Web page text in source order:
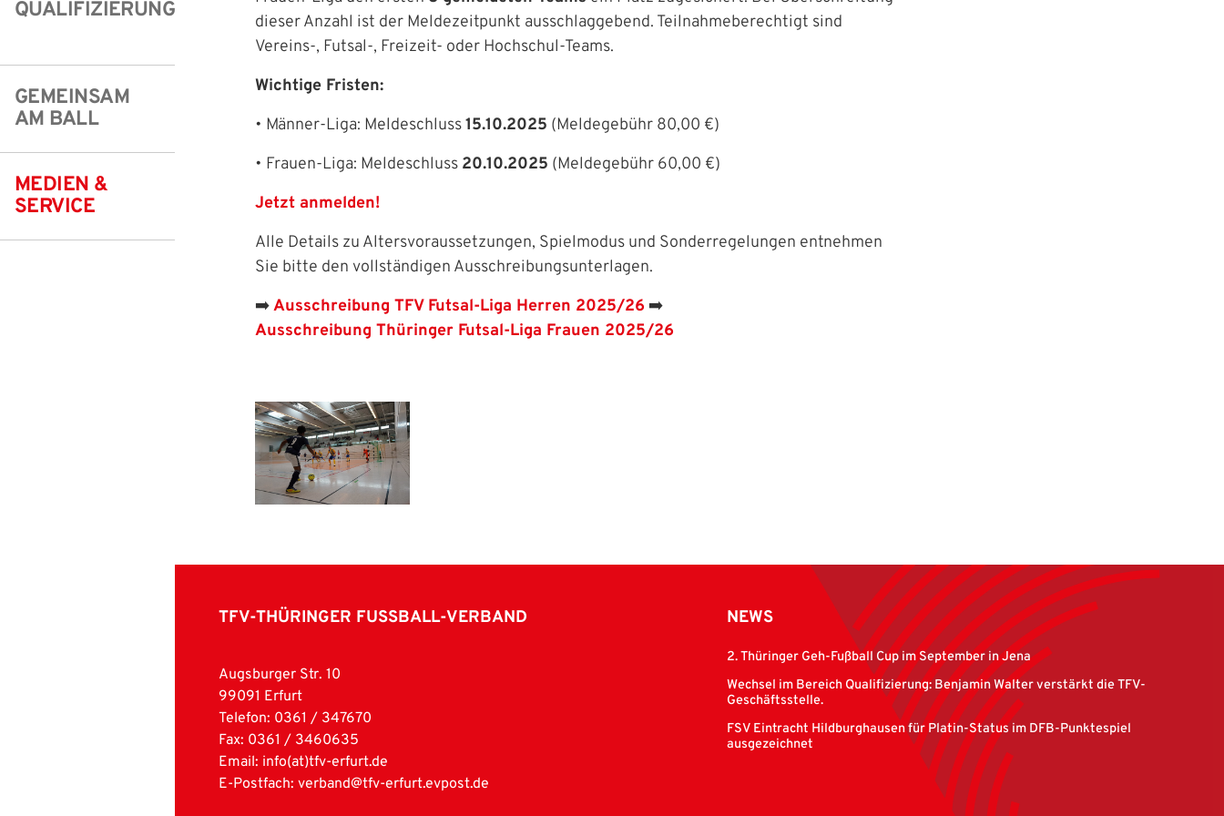
QUALIFIZIERUNG
GEMEINSAM
AM BALL
MEDIEN &
SERVICE
dieser Anzahl ist der Meldezeitpunkt ausschlaggebend. Teilnahmeberechtigt sind
Vereins-, Futsal-, Freizeit- oder Hochschul-Teams.
Wichtige Fristen:
• Männer-Liga: Meldeschluss15.10.2025 (Meldegebühr 80,00 €)
• Frauen-Liga: Meldeschluss 20.10.2025 (Meldegebühr 60,00 €)
Jetzt anmelden!
Alle Details zu Altersvoraussetzungen, Spielmodus und Sonderregelungen entnehmen
Sie bitte den vollständigen Ausschreibungsunterlagen.
➡️Ausschreibung TFV Futsal-Liga Herren 2025/26 ➡️
Ausschreibung Thüringer Futsal-Liga Frauen 2025/26
TFV-THÜRINGER FUSSBALL-VERBAND
Augsburger Str. 10
99091 Erfurt
Telefon: 0361 / 347670
Fax: 0361 / 3460635
Email: info(at)tfv-erfurt.de
E-Postfach: verband@tfv-erfurt.evpost.de
NEWS
2. Thüringer Geh-Fußball Cup im September in Jena
Wechsel im Bereich Qualifizierung: Benjamin Walter verstärkt die TFV-
Geschäftsstelle.
FSV Eintracht Hildburghausen für Platin-Status im DFB-Punktespiel
ausgezeichnet
WEBSITE DURCHSUCHEN
IHRE LESEZEICHEN
Aktuelle Seite als Lesezeichen speichern
IHR LOGIN
Benutzeranmeldung
Bitte geben Sie Ihren Benutzernamen und Ihr Passwort ein, um sich an der Website anzumelden.
Anmelden
Benutzername:
Futsal
#siekickt
Tage des Mädchenfußballs
Länderspiele
Impressum